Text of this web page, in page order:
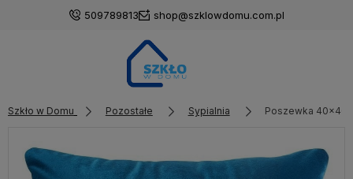
509789813 shop@szklowdomu.com.pl
Szkło w Domu Pozostałe Sypialnia Poszewka